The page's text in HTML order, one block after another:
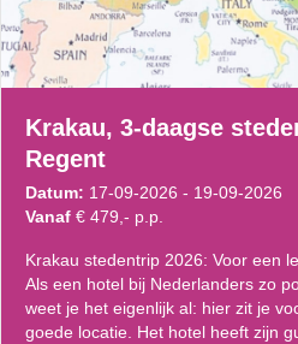
Krakau, 3-daagse
Regent
Datum: 17-09-2026 - 19-09-2026
Vanaf € 479,- p.p.
Krakau stedentrip 2026: Voor een
Als een hotel bij Nederlanders zo
weet je het eigenlijk al: hier zit je
goede locatie. Het hotel heeft zijn